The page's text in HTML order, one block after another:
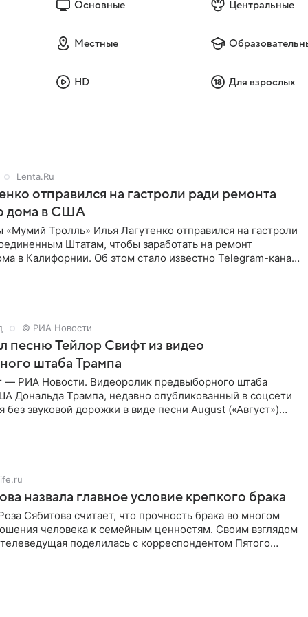
Основные Центральные
Местные
HD Для взрослых
Lenta.Ru
отправился на гастроли ради ремонта
дома в США
«Мумий Тролль» Илья Лагутенко отправился на гастроли
Штатам, чтобы заработать на ремонт
в Калифорнии. Об этом стало известно Telegram-каналу
© РИА Новости
песню Тейлор Свифт из видео
штаба Трампа
РИА Новости. Видеоролик предвыборного штаба
Дональда Трампа, недавно опубликованный в соцсети
без звуковой дорожки в виде песни August («Август»)
назвала главное условие крепкого брака
Сябитова считает, что прочность брака во многом
человека к семейным ценностям. Своим взглядом
поделилась с корреспондентом Пятого